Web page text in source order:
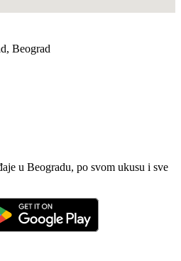
Beograd
u Beogradu, po svom ukusu i sve